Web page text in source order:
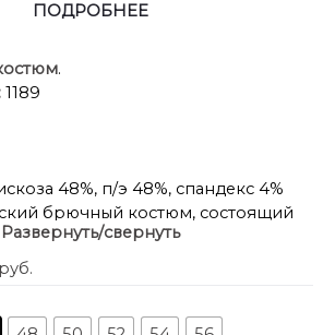
ПОДРОБНЕЕ
.
1189
48%, п/э 48%, спандекс 4%
брючный костюм, состоящий
Жакет полуприлегающего
с застежкой на две пуговицы.
Развернуть/свернуть